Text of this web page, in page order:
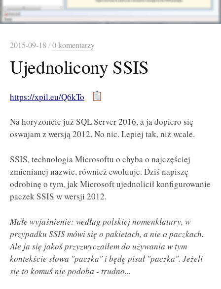
2015-09-18 /0 komentarzy
Ujednolicony SSIS
https://xpil.eu/Q6kTo
Na horyzoncie już SQL Server 2016, a ja dopiero się
oswajam z wersją 2012. No nic. Lepiej tak, niż wcale.
SSIS, technologia Microsoftu o chyba o najczęściej
zmienianej nazwie, również ewoluuje. Dziś napiszę
odrobinę o tym, jak Microsoft ujednolicił konfigurowanie
paczek SSIS w wersji 2012.
Małe wyjaśnienie: według polskiej nomenklatury, w
przypadku SSIS mówi się o pakietach, a nie o paczkach.
Ale ja się jakoś przyzwyczaiłem do używania w tym
kontekście słowa "paczka" i będę pisał "paczka". Jeżeli
się to komuś nie podoba - trudno...